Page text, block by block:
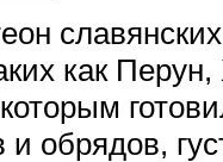
как
обрядов,